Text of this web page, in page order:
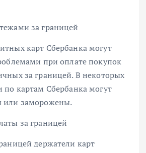
за границей
карт Сбербанка могут
при оплате покупок
за границей. В некоторых
по картам Сбербанка могут
или заморожены.
за границей
держатели карт